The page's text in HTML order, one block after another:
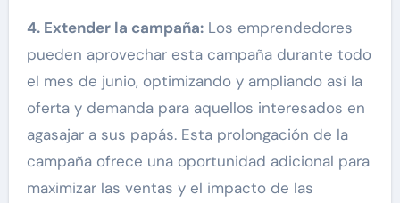
4. Extender la campaña:Los emprendedores
pueden aprovechar esta campaña durante todo
el mes de junio, optimizando y ampliando así la
oferta y demanda para aquellos interesados en
agasajar a sus papás. Esta prolongación de la
campaña ofrece una oportunidad adicional para
maximizar las ventas y el impacto de las